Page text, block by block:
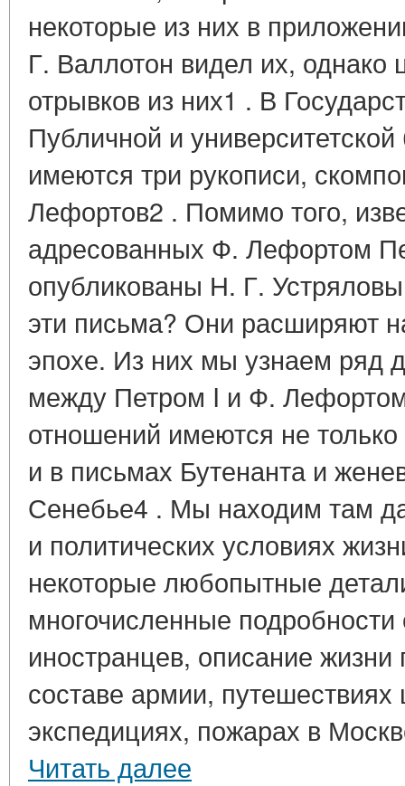
некоторые из них в
Г. Валлотон видел их, однако
отрывков из них1 . В
Публичной и
имеются три рукописи,
Лефортов2 . Помимо того,
адресованных Ф. Лефортом
опубликованы Н. Г.
эти письма? Они расширяют
эпохе. Из них мы узнаем ряд
между Петром I и Ф.
отношений имеются не
и в письмах Бутенанта и
Сенебье4 . Мы находим там
и политических условиях
некоторые любопытные
многочисленные
иностранцев, описание
составе армии,
экспедициях, пожарах в
Читать далее